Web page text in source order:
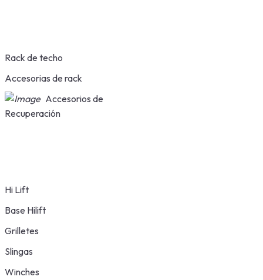
Rack de techo
Accesorias de rack
Accesorios de
Recuperación
Hi Lift
Base Hilift
Grilletes
Slingas
Winches